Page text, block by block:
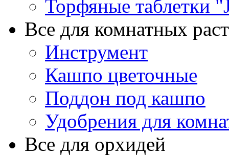
Торфяные таблетки
Все для комнатных
Инструмент
Кашпо цветочные
Поддон под кашпо
Удобрения для
Все для орхидей